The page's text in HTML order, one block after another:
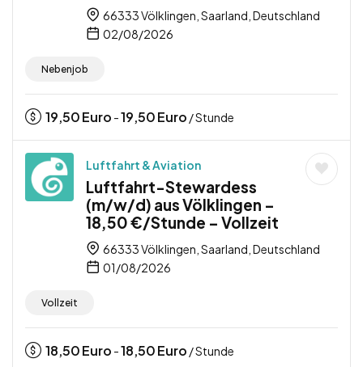
66333 Völklingen, Saarland, Deutschland
02/08/2026
Nebenjob
19,50Euro -19,50Euro / Stunde
Luftfahrt & Aviation
Luftfahrt-Stewardess
(m/w/d) aus Völklingen –
18,50 €/Stunde – Vollzeit
66333 Völklingen, Saarland, Deutschland
01/08/2026
Vollzeit
18,50Euro -18,50Euro / Stunde